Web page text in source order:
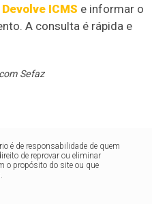
ICMS e informar o
A consulta é rápida e
Sefaz
é de responsabilidade de quem
de reprovar ou eliminar
o propósito do site ou que